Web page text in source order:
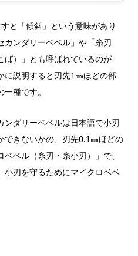
と「傾斜」という意味があり
カンダリーベベル」や「糸刃
ば）」とも呼ばれているのが
に説明すると刃先1㎜ほどの部
種です。
ンダリーベベルは日本語で小刃
できないかの、刃先0.1㎜ほどの
ベル（糸刃・糸小刃）」で、
小刃を守るためにマイクロベベ